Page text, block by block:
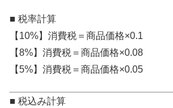
■ 税率計算
【10%】消費税＝商品価格×0.1
【8%】消費税＝商品価格×0.08
【5%】消費税＝商品価格×0.05
■ 税込み計算